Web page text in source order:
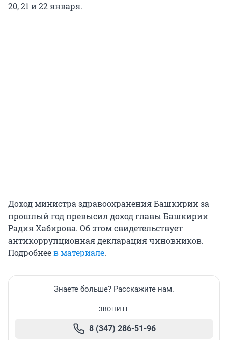
20, 21 и 22 января.
Доход министра здравоохранения Башкирии за
прошлый год превысил доход главы Башкирии
Радия Хабирова. Об этом свидетельствует
антикоррупционная декларация чиновников.
Подробнеев материале.
Знаете больше? Расскажите нам.
ЗВОНИТЕ
8 (347) 286-51-96